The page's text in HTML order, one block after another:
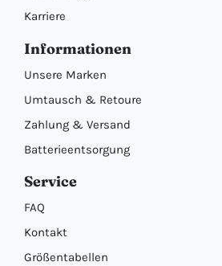
Karriere
Informationen
Unsere Marken
Umtausch & Retoure
Zahlung & Versand
Batterieentsorgung
Service
FAQ
Kontakt
Größentabellen